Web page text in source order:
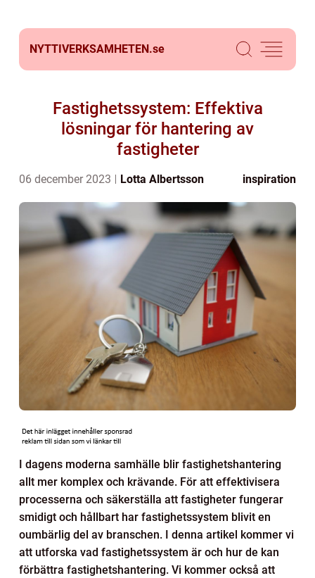
NYTTIVERKSAMHETEN.se
Fastighetssystem: Effektiva
lösningar för hantering av
fastigheter
06 december 2023 Lotta Albertsson inspiration
I dagens moderna samhälle blir fastighetshantering
allt mer komplex och krävande. För att effektivisera
processerna och säkerställa att fastigheter fungerar
smidigt och hållbart har fastighetssystem blivit en
oumbärlig del av branschen. I denna artikel kommer vi
att utforska vad fastighetssystem är och hur de kan
förbättra fastighetshantering. Vi kommer också att